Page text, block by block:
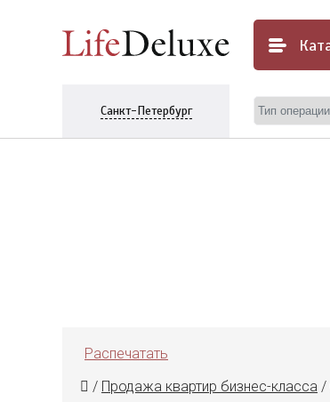
Санкт-Петербург
Распечатать
/ Продажа квартир бизнес-класса /